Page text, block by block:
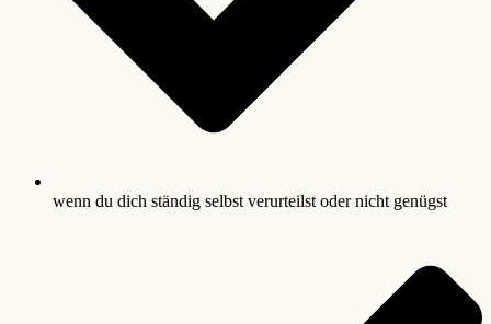
wenn du dich ständig selbst verurteilst oder nicht genügst